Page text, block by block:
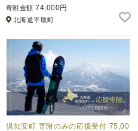
寄附金額 74,000円
北海道平取町
倶知安町 寄附のみの応援受付 75,00